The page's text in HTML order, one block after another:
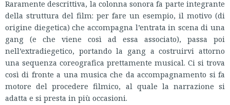
Raramente descrittiva, la colonna sonora fa parte integrante
della struttura del film: per fare un esempio, il motivo (di
origine diegetica) che accompagna l’entrata in scena di una
gang (e che viene così ad essa associato), passa poi
nell’extradiegetico, portando la gang a costruirvi attorno
una sequenza coreografica prettamente musical. Ci si trova
così di fronte a una musica che da accompagnamento si fa
motore del procedere filmico, al quale la narrazione si
adatta e si presta in più occasioni.